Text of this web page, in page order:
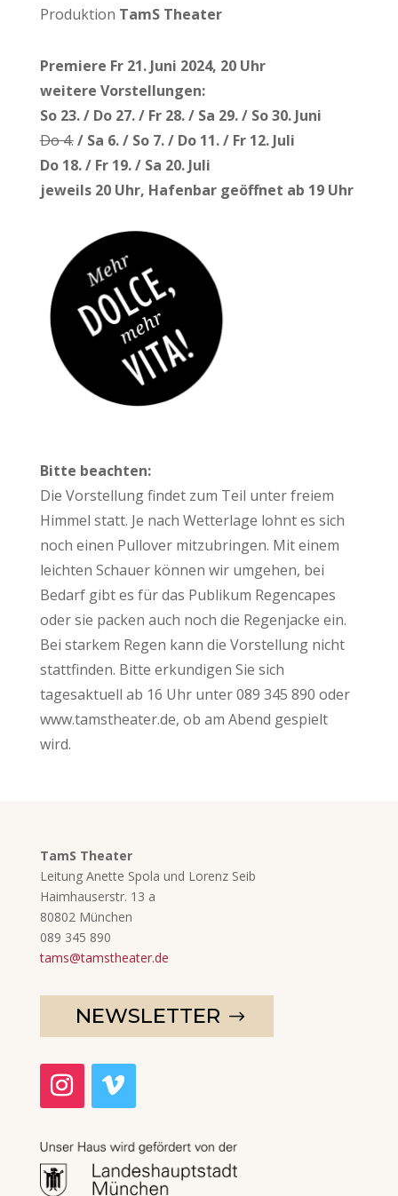
Produktion TamS Theater
Premiere Fr 21. Juni 2024, 20 Uhr
weitere Vorstellungen:
So 23. / Do 27. / Fr 28. / Sa 29. / So 30. Juni
Do 4./ Sa 6. / So 7. / Do 11. / Fr 12. Juli
Do 18. / Fr 19. / Sa 20. Juli
jeweils 20 Uhr, Hafenbar geöffnet ab 19 Uhr
Bitte beachten:
Die Vorstellung findet zum Teil unter freiem
Himmel statt. Je nach Wetterlage lohnt es sich
noch einen Pullover mitzubringen. Mit einem
leichten Schauer können wir umgehen, bei
Bedarf gibt es für das Publikum Regencapes
oder sie packen auch noch die Regenjacke ein.
Bei starkem Regen kann die Vorstellung nicht
stattfinden. Bitte erkundigen Sie sich
tagesaktuell ab 16 Uhr unter 089 345 890 oder
www.tamstheater.de, ob am Abend gespielt
wird.
TamS Theater
Leitung Anette Spola und Lorenz Seib
Haimhauserstr. 13 a
80802 München
089 345 890
tams@tamstheater.de
NEWSLETTER